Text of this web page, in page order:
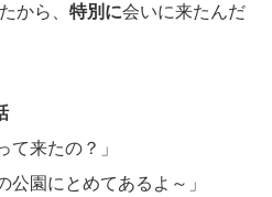
から、 特別に会いに来たんだ
て来たの？」
公園にとめてあるよ～」